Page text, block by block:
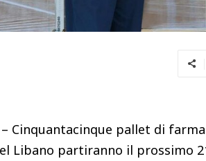
Cinquantacinque pallet di
Libano partiranno il prossimo